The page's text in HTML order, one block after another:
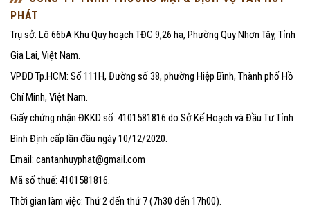
PHÁT
Trụ sở: Lô 66bA Khu Quy hoạch TĐC 9,26 ha, Phường Quy Nhơn Tây, Tỉnh
Gia Lai, Việt Nam.
VPĐD Tp.HCM: Số 111H, Đường số 38, phường Hiệp Bình, Thành phố Hồ
Chí Minh, Việt Nam.
Giấy chứng nhận ĐKKD số: 4101581816 do Sở Kế Hoạch và Đầu Tư Tỉnh
Bình Định cấp lần đầu ngày 10/12/2020.
Email: cantanhuyphat@gmail.com
Mã số thuế: 4101581816.
Thời gian làm việc: Thứ 2 đến thứ 7 (7h30 đến 17h00).